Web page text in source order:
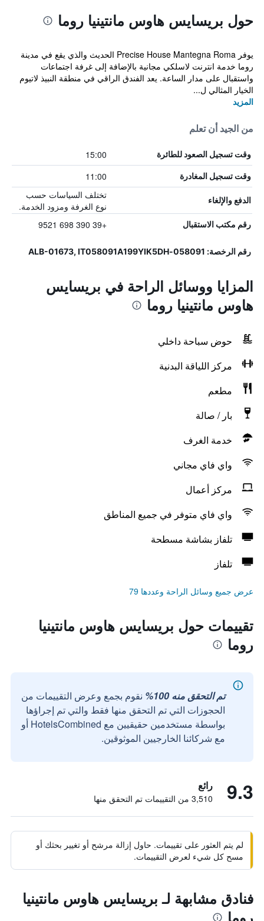
حول بريسايس هاوس مانتينيا روما
يوفر Precise House Mantegna Roma الحديث والذي يقع في مدينة
روما خدمة انترنت لاسلكي مجانية بالإضافة إلى غرفة اجتماعات
واستقبال على مدار الساعة. يعد الفندق الراقي في منطقة النبيذ لاتيوم
الخيار المثالي ل...
المزيد
من الجيد أن تعلم
وقت تسجيل الصعود للطائرة 15:00
وقت تسجيل المغادرة 11:00
الدفع والإلغاء
تختلف السياسات حسب
نوع الغرفة ومزود الخدمة.
رقم مكتب الاستقبال +39 390 698 9521
رقم الرخصة: 058091-ALB-01673, IT058091A199YIK5DH
المزايا ووسائل الراحة في بريسايس
هاوس مانتينيا روما
حوض سباحة داخلي
مركز اللياقة البدنية
مطعم
بار / صالة
خدمة الغرف
واي فاي مجاني
مركز أعمال
واي فاي متوفر في جميع المناطق
تلفاز بشاشة مسطحة
تلفاز
عرض جميع وسائل الراحة وعددها 79
تقييمات حول بريسايس هاوس مانتينيا
روما
تم التحقق منه 100%
نقوم بجمع وعرض التقييمات من
الحجوزات التي تم التحقق منها فقط والتي تم إجراؤها
بواسطة مستخدمين حقيقيين مع HotelsCombined أو
مع شركائنا الخارجيين الموثوقين.
9.3 رائع
3,510 من التقييمات تم التحقق منها
لم يتم العثور على تقييمات. حاول إزالة مرشح أو تغيير بحثك أو
مسح كل شيء لعرض التقييمات.
فنادق مشابهة لـ بريسايس هاوس مانتينيا
روما